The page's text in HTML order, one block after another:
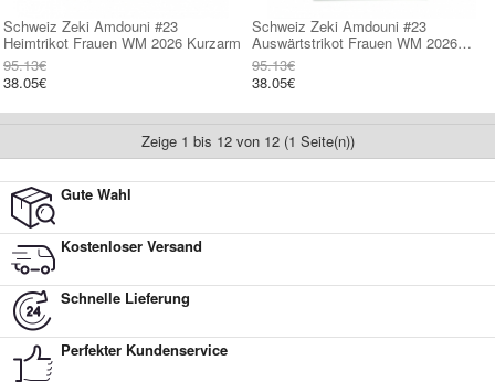
Schweiz Zeki Amdouni #23
Heimtrikot Frauen WM 2026 Kurzarm
95.13€
38.05€
Schweiz Zeki Amdouni #23
Auswärtstrikot Frauen WM 2026
Kurzarm
95.13€
38.05€
Zeige 1 bis 12 von 12 (1 Seite(n))
Gute Wahl
Kostenloser Versand
Schnelle Lieferung
Perfekter Kundenservice